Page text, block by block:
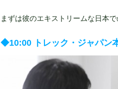
まずは彼のエキストリームな日本で
◆10:00 トレック・ジャパン